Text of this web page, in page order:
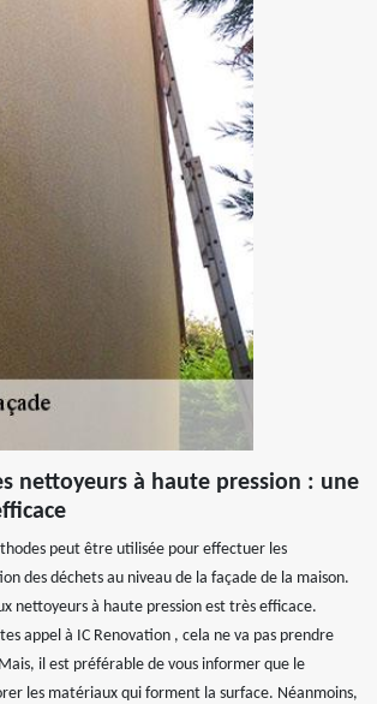
nettoyeurs à haute pression : une
peut être utilisée pour effectuer les
des déchets au niveau de la façade de la maison.
nettoyeurs à haute pression est très efficace.
appel à IC Renovation , cela ne va pas prendre
il est préférable de vous informer que le
les matériaux qui forment la surface. Néanmoins,